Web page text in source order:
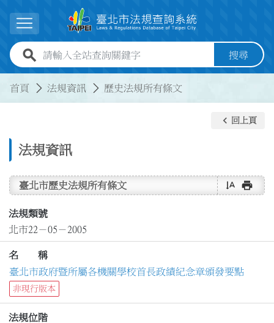
展開選單
全站查詢關鍵字欄位 搜尋
首頁 法規資訊 歷史法規所有條文
法規資訊
keyboard_arrow_left 回上頁
臺北市歷史法規所有條文 text_rotate_vertical print
法規類號
北市22－05－2005
名 稱
臺北市政府暨所屬各機關學校首長政績紀念章頒發要點
非現行版本
法規位階